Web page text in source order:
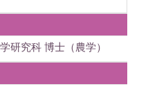
研究科 博士（農学）